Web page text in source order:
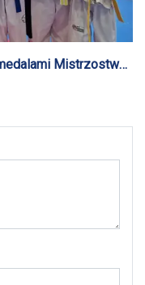
Mistrzostw